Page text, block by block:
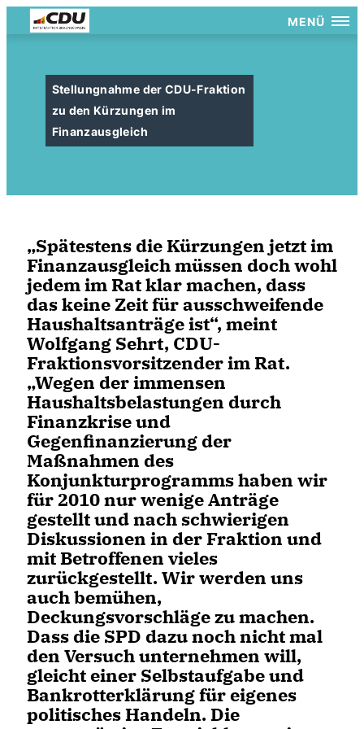
MENÜ
Stellungnahme der CDU-Fraktion
zu den Kürzungen im
Finanzausgleich
Spätestens die Kürzungen jetzt im
Finanzausgleich müssen doch wohl
jedem im Rat klar machen, dass
das keine Zeit für ausschweifende
Haushaltsanträge ist“, meint
Wolfgang Sehrt, CDU-
Fraktionsvorsitzender im Rat.
Wegen der immensen
Haushaltsbelastungen durch
Finanzkrise und
Gegenfinanzierung der
Maßnahmen des
Konjunkturprogramms haben wir
für 2010 nur wenige Anträge
gestellt und nach schwierigen
Diskussionen in der Fraktion und
mit Betroffenen vieles
zurückgestellt. Wir werden uns
auch bemühen,
Deckungsvorschläge zu machen.
Dass die SPD dazu noch nicht mal
den Versuch unternehmen will,
gleicht einer Selbstaufgabe und
Bankrotterklärung für eigenes
politisches Handeln. Die